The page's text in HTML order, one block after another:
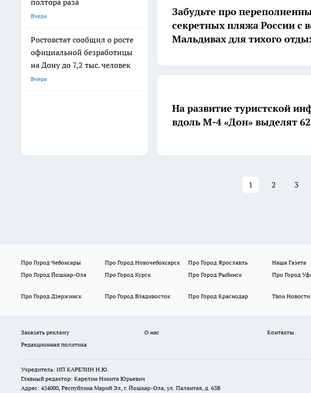
полтора раза
Вчера
Ростовстат сообщил о росте
официальной безработицы
на Дону до 7,2 тыс. человек
Вчера
Забудьте про
секретных пляжа России с
Мальдивах для тихого
На развитие туристской
вдоль М-4 «Дон» выделят
1 2 3
Про Город Чебоксары Про Город Новочебоксарск Про Город Ярославль Наша Газета
Про Город Йошкар-Ола
Про Город Курск Про Город Рыбинск Про Город
Про Город Дзержинск
Про Город Владивосток Про Город Краснодар Твои Новости
Заказать рекламу О нас
Контакты
Редакционная политика
Учредитель: ИП КАРЕЛИН Н.Ю.
Главный редактор: Карелин Никита Юрьевич
Адрес: 424000, Республика Марий Эл, г. Йошкар-Ола, ул. Палантая, д. 63В